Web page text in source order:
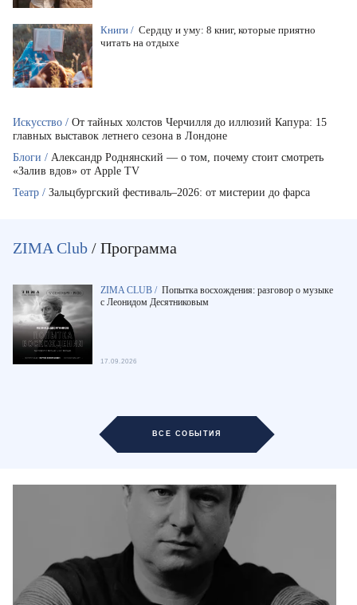
Книги / Сердцу и уму: 8 книг, которые приятно
читать на отдыхе
Искусство / От тайных холстов Черчилля до иллюзий Капура: 15
главных выставок летнего сезона в Лондоне
Блоги / Александр Роднянский — о том, почему стоит смотреть
«Залив вдов» от Apple TV
Театр / Зальцбургский фестиваль–2026: от мистерии до фарса
ZIMA Club / Программа
ZIMA CLUB / Попытка восхождения: разговор о музыке
с Леонидом Десятниковым
17.09.2026
ВСЕ СОБЫТИЯ